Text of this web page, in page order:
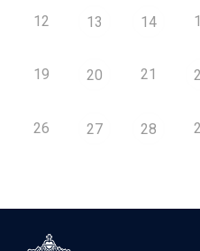
12 13 14
19 20 21
26 27 28